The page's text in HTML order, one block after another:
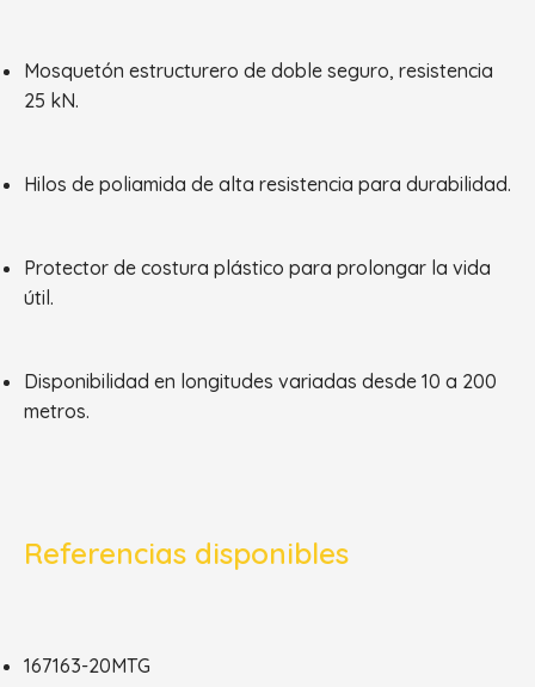
Mosquetón estructurero de doble seguro, resistencia
25 kN.
Hilos de poliamida de alta resistencia para durabilidad.
Protector de costura plástico para prolongar la vida
útil.
Disponibilidad en longitudes variadas desde 10 a 200
metros.
Referencias disponibles
167163-20MTG